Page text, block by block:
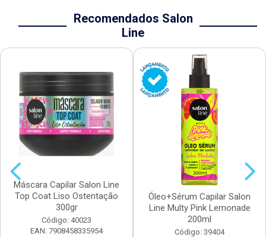
Recomendados Salon
Line
Máscara Capilar Salon Line
Top Coat Liso Ostentação
300gr
Código: 40023
EAN: 7908458335954
Óleo+Sérum Capilar Salon
Line Multy Pink Lemonade
200ml
Código: 39404